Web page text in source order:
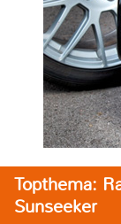
Topthema:
Sunseeker